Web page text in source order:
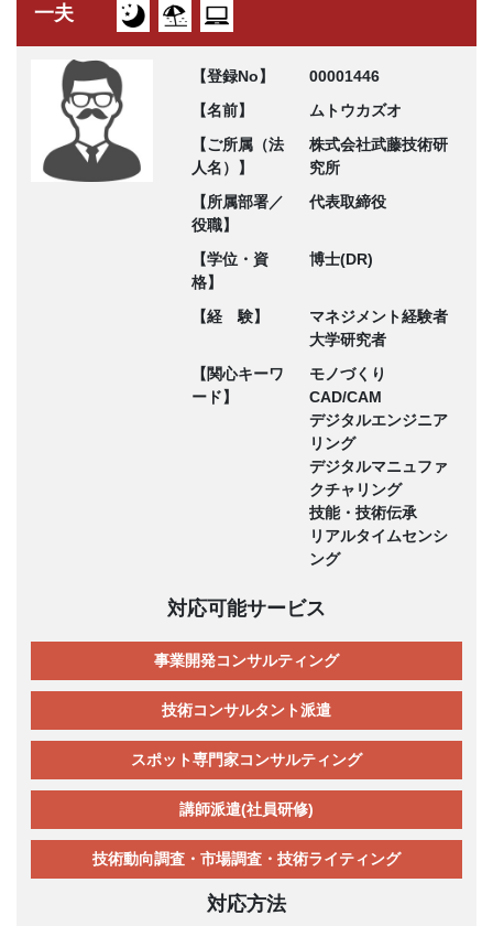
一夫
【登録No】
00001446
【名前】
ムトウカズオ
【ご所属（法
人名）】
株式会社武藤技術研
究所
【所属部署／
役職】
代表取締役
【学位・資
格】
博士(DR)
【経 験】
マネジメント経験者
大学研究者
【関心キーワ
ード】
モノづくり
CAD/CAM
デジタルエンジニア
リング
デジタルマニュファ
クチャリング
技能・技術伝承
リアルタイムセンシ
ング
対応可能サービス
事業開発コンサルティング
技術コンサルタント派遣
スポット専門家コンサルティング
講師派遣(社員研修)
技術動向調査・市場調査・技術ライティング
対応方法